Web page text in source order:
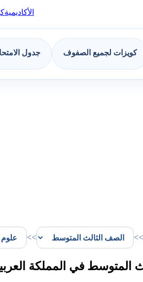
الأكاديمية
كويزات لجميع الصفوف جدول
>>
>>
في المملكة